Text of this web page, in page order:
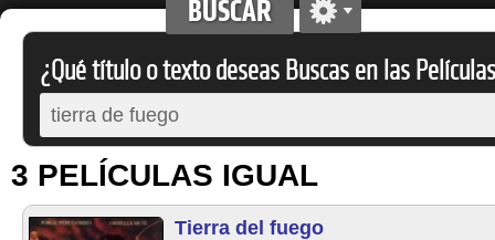
¿Qué título o texto deseas Buscas en las
3 PELÍCULAS IGUAL
Tierra del fuego